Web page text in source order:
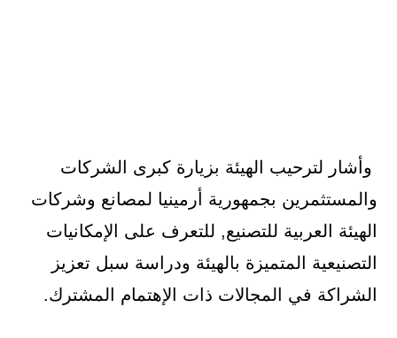
وأشار لترحيب الهيئة بزيارة كبرى الشركات
والمستثمرين بجمهورية أرمينيا لمصانع وشركات
الهيئة العربية للتصنيع, للتعرف على الإمكانيات
التصنيعية المتميزة بالهيئة ودراسة سبل تعزيز
الشراكة في المجالات ذات الإهتمام المشترك.